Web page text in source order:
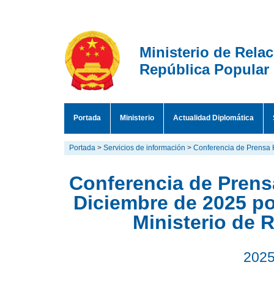
Ministerio de
República Popular
Portada Ministerio Actualidad Diplomática
Portada > Servicios de información > Conferencia de Prensa
Conferencia de
Diciembre de 2025
Ministerio de